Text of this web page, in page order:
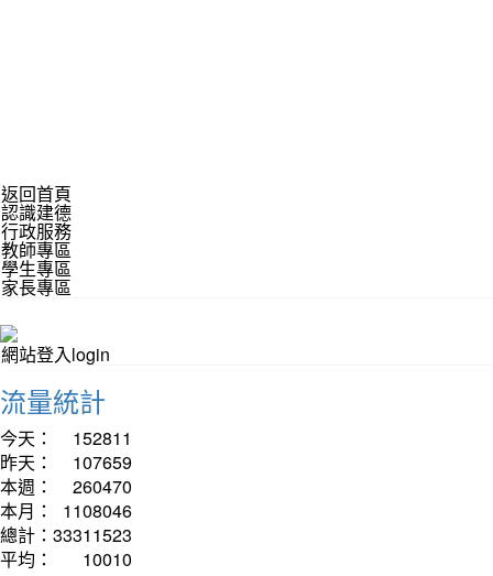
返回首頁
認識建德
行政服務
教師專區
學生專區
家長專區
網站登入login
流量統計
今天：
152811
昨天：
107659
本週：
260470
本月：
1108046
總計： 33311523
平均：
10010